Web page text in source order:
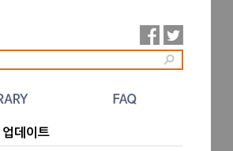
업데이트